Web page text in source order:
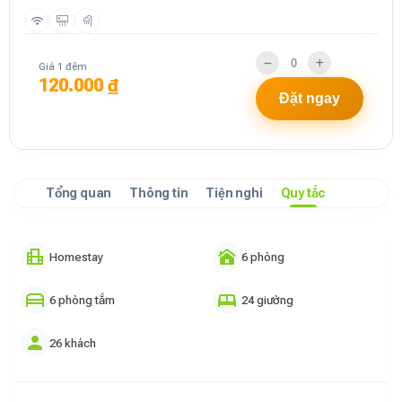
Giá 1 đêm
120.000 ₫
Đặt ngay
Tổng quan Thông tin Tiện nghi Quy tắc
Homestay 6 phòng
6 phòng tắm 24 giường
26 khách